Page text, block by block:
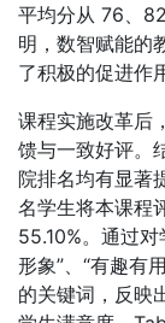
平均分从 76、
明，数智赋能的
了积极的促进作
课程实施改革后
馈与一致好评。
院排名均有显著
名学生将本课程
55.10%。通过
形象”、“有趣有
的关键词，反映